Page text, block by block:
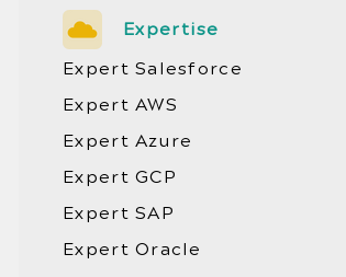
Expertise
Expert Salesforce
Expert AWS
Expert Azure
Expert GCP
Expert SAP
Expert Oracle